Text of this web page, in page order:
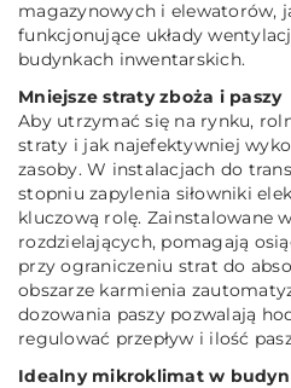
magazynowych i elewatorów,
funkcjonujące układy
budynkach inwentarskich.
Mniejsze straty zboża i paszy
Aby utrzymać się na rynku,
straty i jak najefektywniej
zasoby. W instalacjach do
stopniu zapylenia siłowniki
kluczową rolę. Zainstalowane
rozdzielających, pomagają
przy ograniczeniu strat do
obszarze karmienia
dozowania paszy pozwalają
regulować przepływ i ilość
Idealny mikroklimat w